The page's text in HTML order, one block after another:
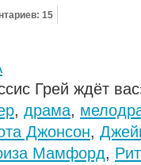
15
Грей ждёт
, драма,
Джонсон,
Мамфорд,